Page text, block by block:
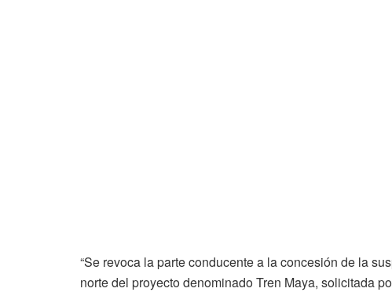
“Se revoca la parte conducente a la concesión de la
norte del proyecto denominado Tren Maya, solicitada